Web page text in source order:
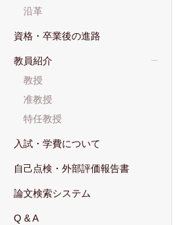
沿革
資格・卒業後の進路
教員紹介
教授
准教授
特任教授
入試・学費について
自己点検・外部評価報告書
論文検索システム
Q & A